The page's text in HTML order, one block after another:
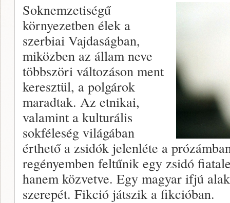
Soknemzetiségű
környezetben élek a
szerbiai Vajdaságban,
miközben az állam neve
többszöri változáson ment
keresztül, a polgárok
maradtak. Az etnikai,
valamint a kulturális
sokféleség világában
érthető a zsidók jelenléte a
regényemben feltűnik egy zsidó
hanem közvetve. Egy magyar ifjú
szerepét. Fikció játszik a fikcióban.